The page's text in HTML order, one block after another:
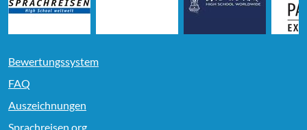
Bewertungssystem
FAQ
Auszeichnungen
Sprachreisen.org